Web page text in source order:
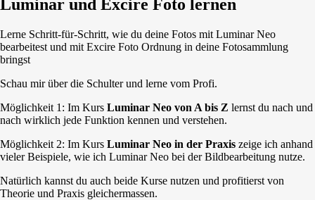
Luminar und Excire Foto lernen
Lerne Schritt-für-Schritt, wie du deine Fotos mit Luminar Neo
bearbeitest und mit Excire Foto Ordnung in deine Fotosammlung
bringst
Schau mir über die Schulter und lerne vom Profi.
Möglichkeit 1: Im KursLuminar Neo von A bis Z lernst du nach und
nach wirklich jede Funktion kennen und verstehen.
Möglichkeit 2: Im KursLuminar Neo in der Praxis zeige ich anhand
vieler Beispiele, wie ich Luminar Neo bei der Bildbearbeitung nutze.
Natürlich kannst du auch beide Kurse nutzen und profitierst von
Theorie und Praxis gleichermassen.